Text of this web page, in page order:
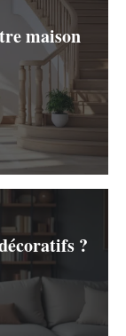
maison
?